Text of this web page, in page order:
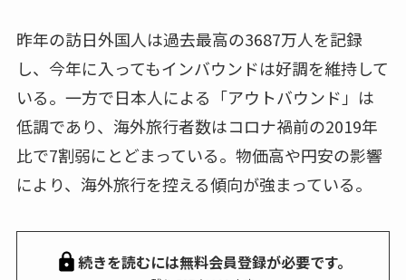
昨年の訪日外国人は過去最高の3687万人を記録
し、今年に入ってもインバウンドは好調を維持して
いる。一方で日本人による「アウトバウンド」は
低調であり、海外旅行者数はコロナ禍前の2019年
比で7割弱にとどまっている。物価高や円安の影響
により、海外旅行を控える傾向が強まっている。
続きを読むには無料会員登録が必要です。